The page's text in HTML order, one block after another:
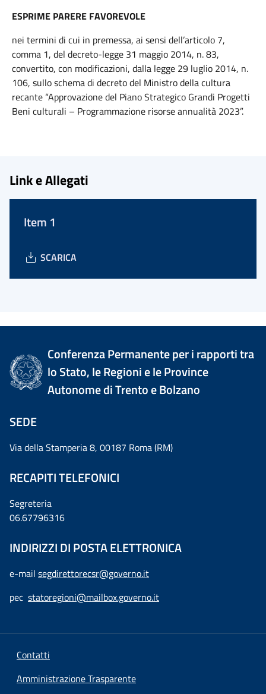
ESPRIME PARERE FAVOREVOLE
nei termini di cui in premessa, ai sensi dell’articolo 7,
comma 1, del decreto-legge 31 maggio 2014, n. 83,
convertito, con modificazioni, dalla legge 29 luglio 2014, n.
106, sullo schema di decreto del Ministro della cultura
recante “Approvazione del Piano Strategico Grandi Progetti
Beni culturali – Programmazione risorse annualità 2023”.
Link e Allegati
Item 1
SCARICA
Conferenza Permanente per i rapporti tra
lo Stato, le Regioni e le Province
Autonome di Trento e Bolzano
SEDE
Via della Stamperia 8, 00187 Roma (RM)
RECAPITI TELEFONICI
Segreteria
06.67796316
INDIRIZZI DI POSTA ELETTRONICA
e-mail segdirettorecsr@governo.it
pec statoregioni@mailbox.governo.it
Contatti
Amministrazione Trasparente